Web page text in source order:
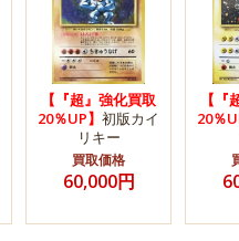
【『超』強化買取
20％UP】 初版カイ
リキー
買取価格
60,000円
【『
20％